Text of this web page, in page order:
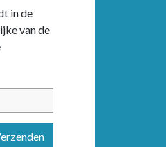
in de
van de